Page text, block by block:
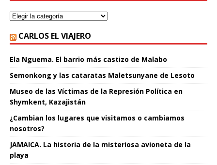
CARLOS EL VIAJERO
Ela Nguema. El barrio más castizo de Malabo
Semonkong y las cataratas Maletsunyane de Lesoto
Museo de las Víctimas de la Represión Política en
Shymkent, Kazajistán
¿Cambian los lugares que visitamos o cambiamos
nosotros?
JAMAICA. La historia de la misteriosa avioneta de la
playa